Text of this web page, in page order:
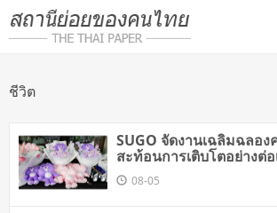
ชีวิต
SUGO จัดงานเฉลิมฉลอ
สะท้อนการเติบโตอย่างต่
ประเทศไทย
08-05